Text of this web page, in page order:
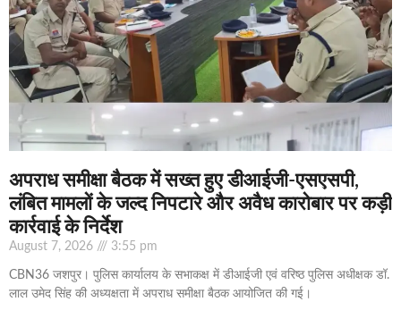
अपराध समीक्षा बैठक में सख्त हुए डीआईजी-एसएसपी,
लंबित मामलों के जल्द निपटारे और अवैध कारोबार पर कड़ी
कार्रवाई के निर्देश
August 7, 2026 3:55 pm
CBN36 जशपुर। पुलिस कार्यालय के सभाकक्ष में डीआईजी एवं वरिष्ठ पुलिस अधीक्षक डॉ.
लाल उमेद सिंह की अध्यक्षता में अपराध समीक्षा बैठक आयोजित की गई।